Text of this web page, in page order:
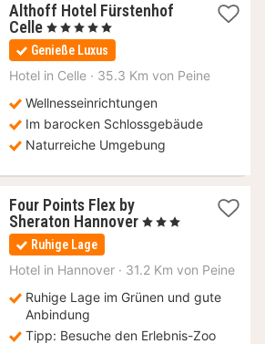
Althoff Hotel Fürstenhof
Celle 3
Nächte
ab
166,10
, 5 Sterne
Genieße Luxus
Hotel in Celle · 35.3 Km von Peine
Wellnesseinrichtungen
Im barocken Schlossgebäude
Naturreiche Umgebung
Four Points Flex by
Sheraton Hannover 1
80
, 3 Sterne
Ruhige Lage
Hotel in Hannover · 31.2 Km von Peine
Ruhige Lage im Grünen und gute
Anbindung
Tipp: Besuche den Erlebnis-Zoo